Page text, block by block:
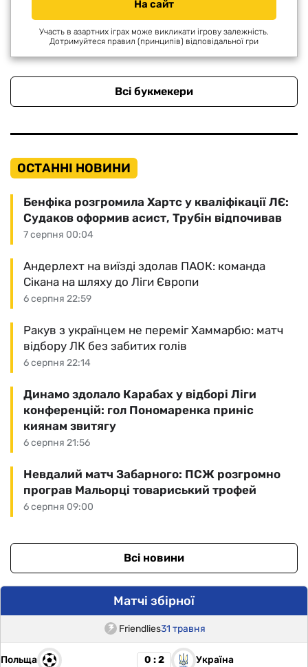
На сайт
Участь в азартних іграх може викликати ігрову залежність.
Дотримуйтеся правил (принципів) відповідальної гри
Всі букмекери
ОСТАННІ НОВИНИ
7 серпня 00:04
Бенфіка розгромила Хартс у кваліфікації ЛЄ:
Судаков оформив асист, Трубін відпочивав
6 серпня 22:59
Андерлехт на виїзді здолав ПАОК: команда
Сікана на шляху до Ліги Європи
6 серпня 22:14
Ракув з українцем не переміг Хаммарбю: матч
відбору ЛК без забитих голів
6 серпня 21:56
Динамо здолало Карабах у відборі Ліги
конференцій: гол Пономаренка приніс
киянам звитягу
6 серпня 09:00
Невдалий матч Забарного: ПСЖ розгромно
програв Мальорці товариський трофей
Всі новини
Матчі збірної
Friendlies31 травня
Польща 0 : 2 Україна